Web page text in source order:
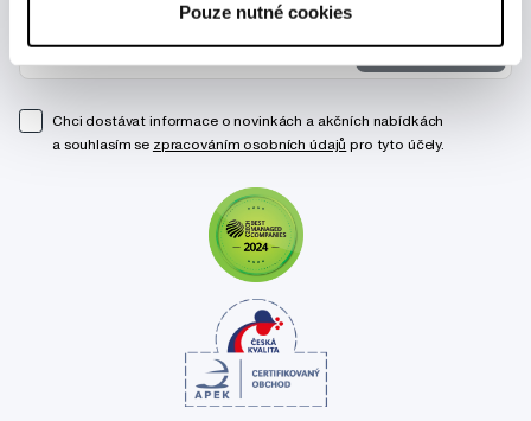
Pouze nutné cookies
Odebírat
Chci dostávat informace o novinkách a akčních nabídkách
a souhlasím se zpracováním osobních údajů pro tyto účely.